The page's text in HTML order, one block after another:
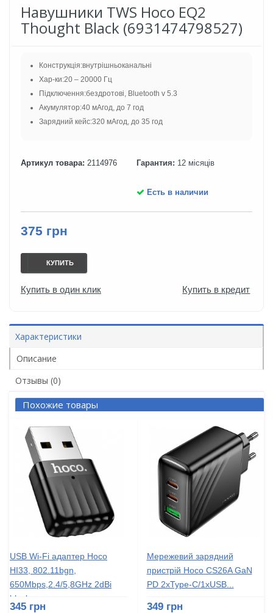
Навушники TWS Hoco EQ2
Thought Black (6931474798527)
Конструкція:внутрішньоканальні
Хар-ки:20 – 20000 Гц
Підключення:бездротові, Bluetooth v 5.3
Акумулятор:40 мАгод, до 7 год
Зарядний кейс:320 мАгод, до 35 год
Артикул товара: 2114976 Гарантия: 12 місяців
Есть в наличии
375 грн
КУПИТЬ
Купить в один клик Купить в кредит
Характеристики
Описание
Отзывы (0)
Похожие товары
USB Wi-Fi адаптер Hoco
HI33, 802.11bgn,
650Mbps,2.4/5,8GHz 2dBi
black
345 грн
Мережевий зарядний
пристрій Hoco CS26A GaN
PD 2хType-C/1хUSB...
349 грн